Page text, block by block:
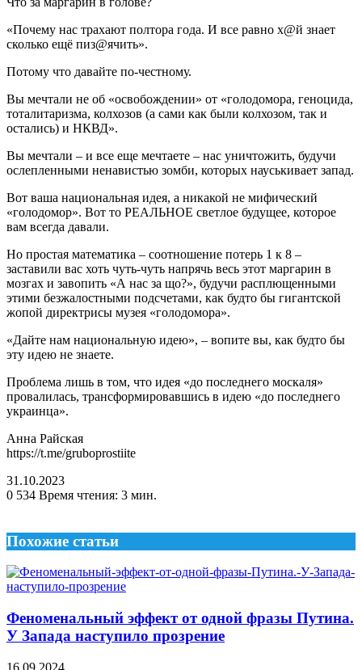
«Почему нас трахают полтора года. И все равно х@й знает
сколько ещё пиз@ячить».
Потому что давайте по-честному.
Вы мечтали не об «освобождении» от «голодомора, геноцида,
тоталитаризма, колхозов (а сами как были колхозом, так и
остались) и НКВД».
Вы мечтали – и все еще мечтаете – нас уничтожить, будучи
ослепленными ненавистью зомби, которых науськивает запад.
Вот ваша национальная идея, а никакой не мифический
«голодомор». Вот то РЕАЛЬНОЕ светлое будущее, которое
вам всегда давали.
Но простая математика – соотношение потерь 1 к 8 –
заставили вас хоть чуть-чуть напрячь весь этот маргарин в
мозгах и завопить «А нас за що?», будучи расплющенными
этими безжалостными подсчетами, как будто бы гигантской
жопой директрисы музея «голодомора».
«Дайте нам национальную идею», – вопите вы, как будто бы
эту идею не знаете.
Проблема лишь в том, что идея «до последнего москаля»
провалилась, трансформировавшись в идею «до последнего
украинца».
Анна Райская
https://t.me/gruboprostiite
31.10.2023
0 534 Время чтения: 3 мин.
Похожие статьи
Феноменальный эффект от одной фразы Путина.
У Запада наступило прозрение
16.09.2024